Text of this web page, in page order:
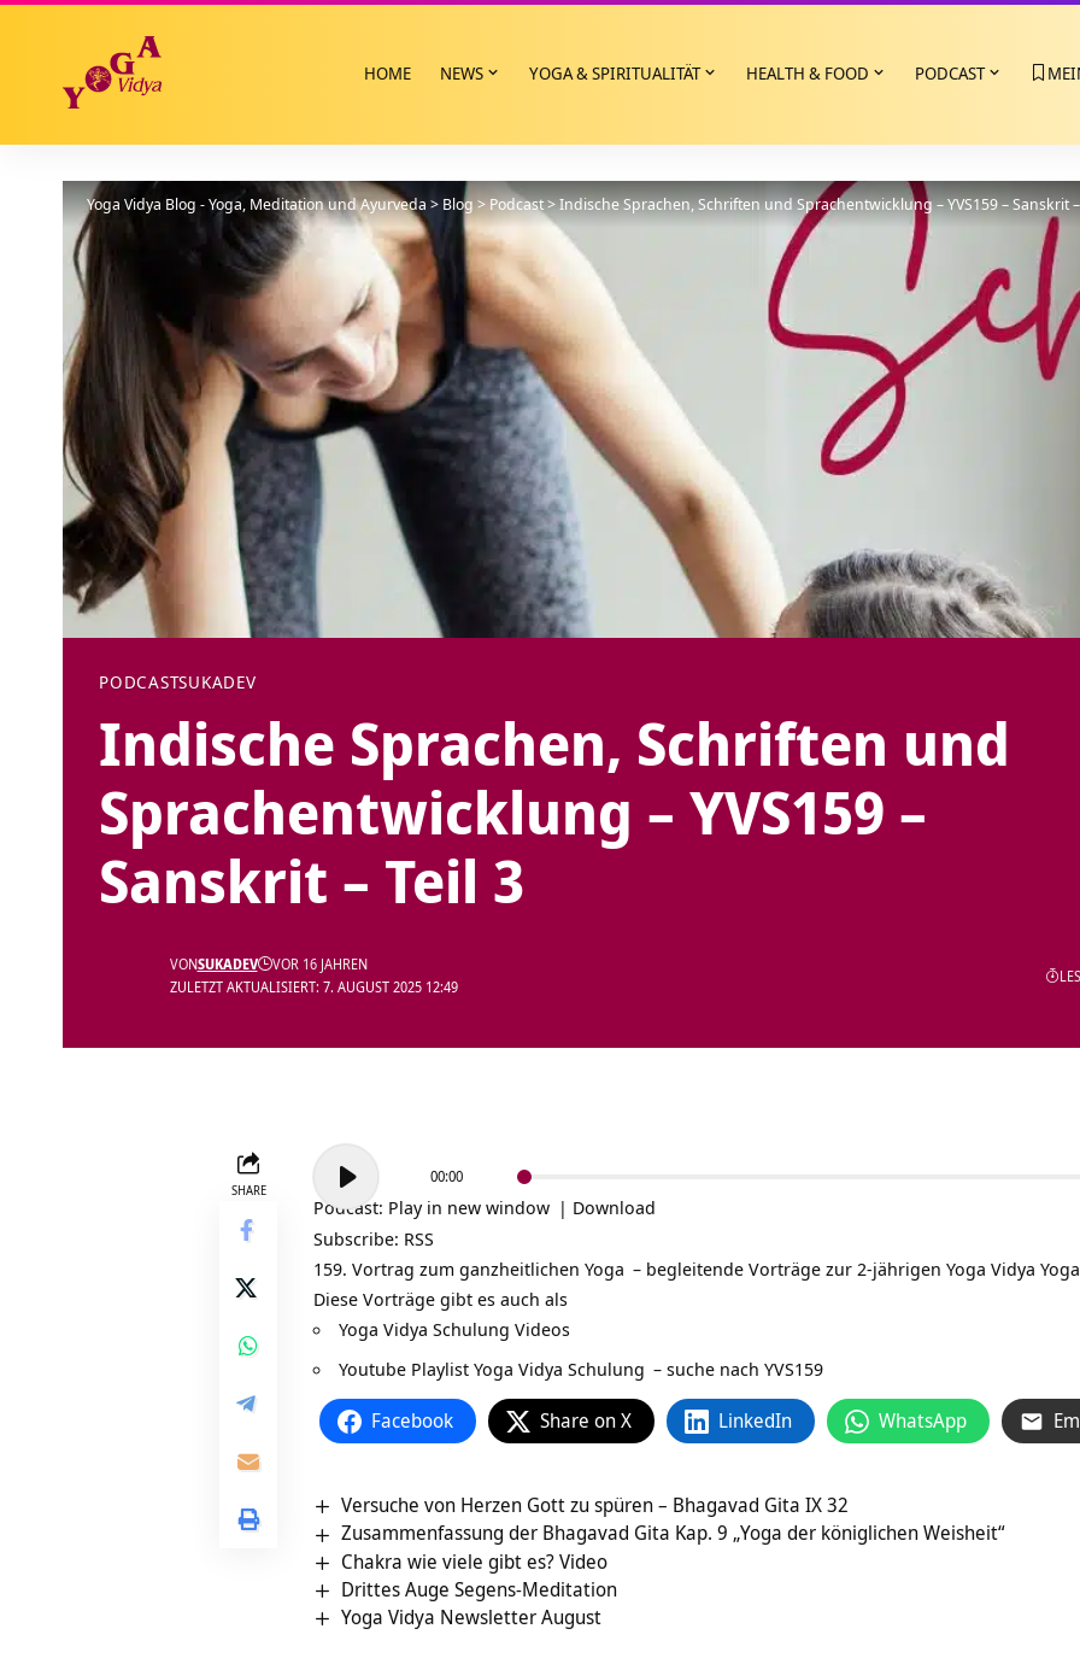
HOME NEWS YOGA & SPIRITUALITÄT HEALTH & FOOD PODCAST
Yoga Vidya Blog - Yoga, Meditation und Ayurveda > Blog>Podcast>Indische Sprachen, Schriften und Sprachentwicklung – YVS159 – Sanskrit
PODCASTSUKADEV
Indische Sprachen, Schriften und
Sprachentwicklung – YVS159 –
Sanskrit – Teil 3
ZULETZT AKTUALISIERT: 7. AUGUST 2025 12:49
VONSUKADEV VOR 16 JAHREN
SHARE
Audio-
Player
00:00
Podcast: Play in new window | Download
Subscribe: RSS
159. Vortrag zum ganzheitlichen Yoga – begleitende Vorträge zur 2-jährigen Yoga Vidya
Diese Vorträge gibt es auch als
Yoga Vidya Schulung Videos
Youtube Playlist Yoga Vidya Schulung – suche nach YVS159
Facebook Share on X LinkedIn WhatsApp
Versuche von Herzen Gott zu spüren – Bhagavad Gita IX 32
Zusammenfassung der Bhagavad Gita Kap. 9 „Yoga der königlichen Weisheit“
Chakra wie viele gibt es? Video
Drittes Auge Segens-Meditation
Yoga Vidya Newsletter August